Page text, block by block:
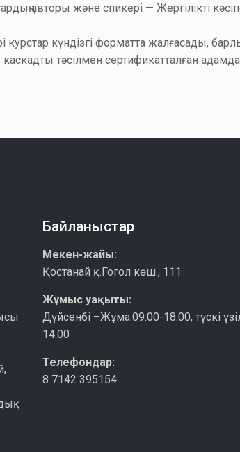
авторы және спикері — Жергілікті
курстар күндізгі форматта жалғасады,
тәсілмен сертификатталған
Байланыстар
Мекен-жайы:
Қостанай қ.Гогол көш., 111
Жұмыс уақыты:
Дүйсенбі –Жұма:09.00-18.00, түскі
14.00
Телефондар:
8 7142 395154